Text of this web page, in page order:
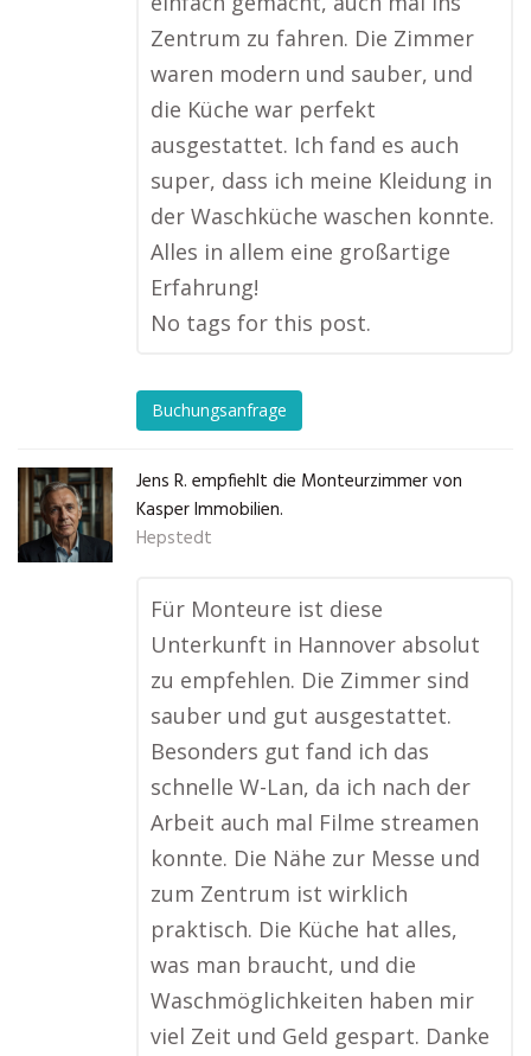
Zentrum zu fahren. Die Zimmer
waren modern und sauber, und
die Küche war perfekt
ausgestattet. Ich fand es auch
super, dass ich meine Kleidung in
der Waschküche waschen konnte.
Alles in allem eine großartige
Erfahrung!
No tags for this post.
Buchungsanfrage
Jens R. empfiehlt die Monteurzimmer von
Kasper Immobilien.
Hepstedt
Für Monteure ist diese
Unterkunft in Hannover absolut
zu empfehlen. Die Zimmer sind
sauber und gut ausgestattet.
Besonders gut fand ich das
schnelle W-Lan, da ich nach der
Arbeit auch mal Filme streamen
konnte. Die Nähe zur Messe und
zum Zentrum ist wirklich
praktisch. Die Küche hat alles,
was man braucht, und die
Waschmöglichkeiten haben mir
viel Zeit und Geld gespart. Danke